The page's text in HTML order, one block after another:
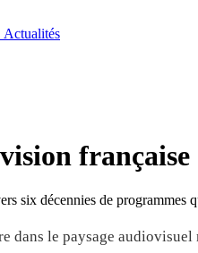
Actualités
française
six décennies de programmes
le paysage